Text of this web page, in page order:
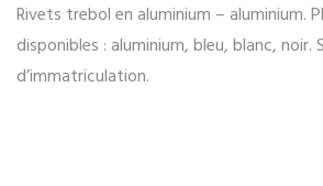
Rivets trebol en aluminium – aluminium.
disponibles : aluminium, bleu, blanc, noir.
d’immatriculation.